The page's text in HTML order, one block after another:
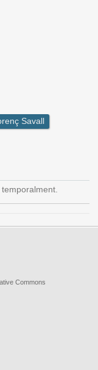
Savall
Commons